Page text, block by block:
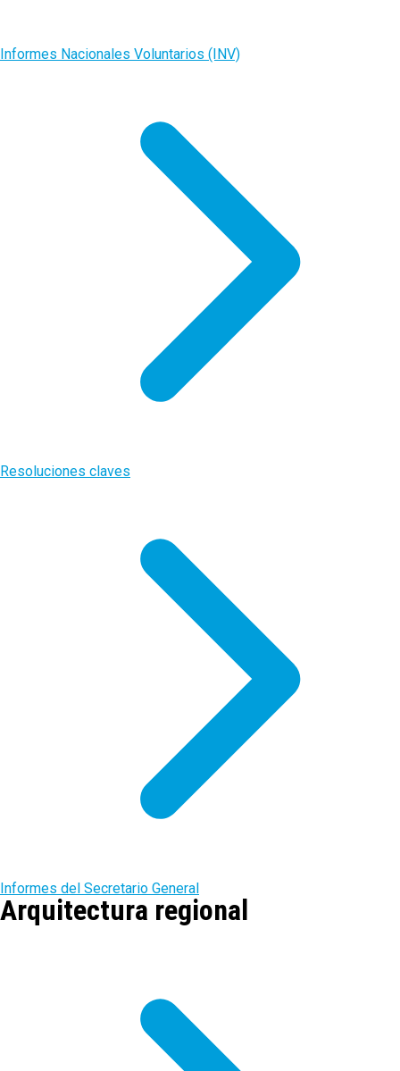
Informes Nacionales Voluntarios (INV)
Resoluciones claves
Informes del Secretario General
Arquitectura regional